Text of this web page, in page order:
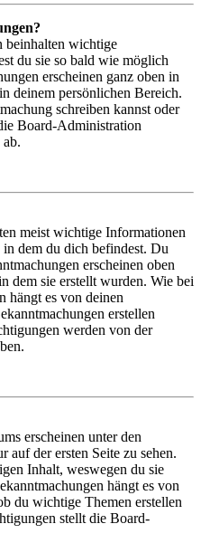
beinhalten wichtige
du sie so bald wie möglich
erscheinen ganz oben in
deinem persönlichen Bereich.
schreiben kannst oder
Board-Administration
meist wichtige Informationen
dem du dich befindest. Du
erscheinen oben
dem sie erstellt wurden. Wie bei
hängt es von deinen
erstellen
werden von der
erscheinen unter den
auf der ersten Seite zu sehen.
Inhalt, weswegen du sie
hängt es von
du wichtige Themen erstellen
stellt die Board-